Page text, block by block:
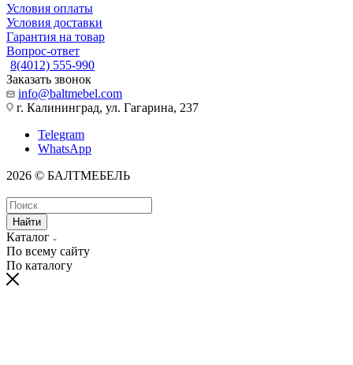
Условия оплаты
Условия доставки
Гарантия на товар
Вопрос-ответ
8(4012) 555-990
Заказать звонок
info@baltmebel.com
г. Калининград, ул. Гагарина, 237
Telegram
WhatsApp
2026 © БАЛТМЕБЕЛЬ
Найти
Каталог
По всему сайту
По каталогу